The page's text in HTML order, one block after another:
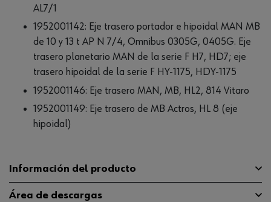
AL7/1
1952001142: Eje trasero portador e hipoidal MAN MB
de 10 y 13 t AP N 7/4, Omnibus 0305G, 0405G. Eje
trasero planetario MAN de la serie F H7, HD7; eje
trasero hipoidal de la serie F HY-1175, HDY-1175
1952001146: Eje trasero MAN, MB, HL2, 814 Vitaro
1952001149: Eje trasero de MB Actros, HL 8 (eje
hipoidal)
Información del producto
Área de descargas